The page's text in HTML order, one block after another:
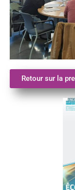
Retour sur la